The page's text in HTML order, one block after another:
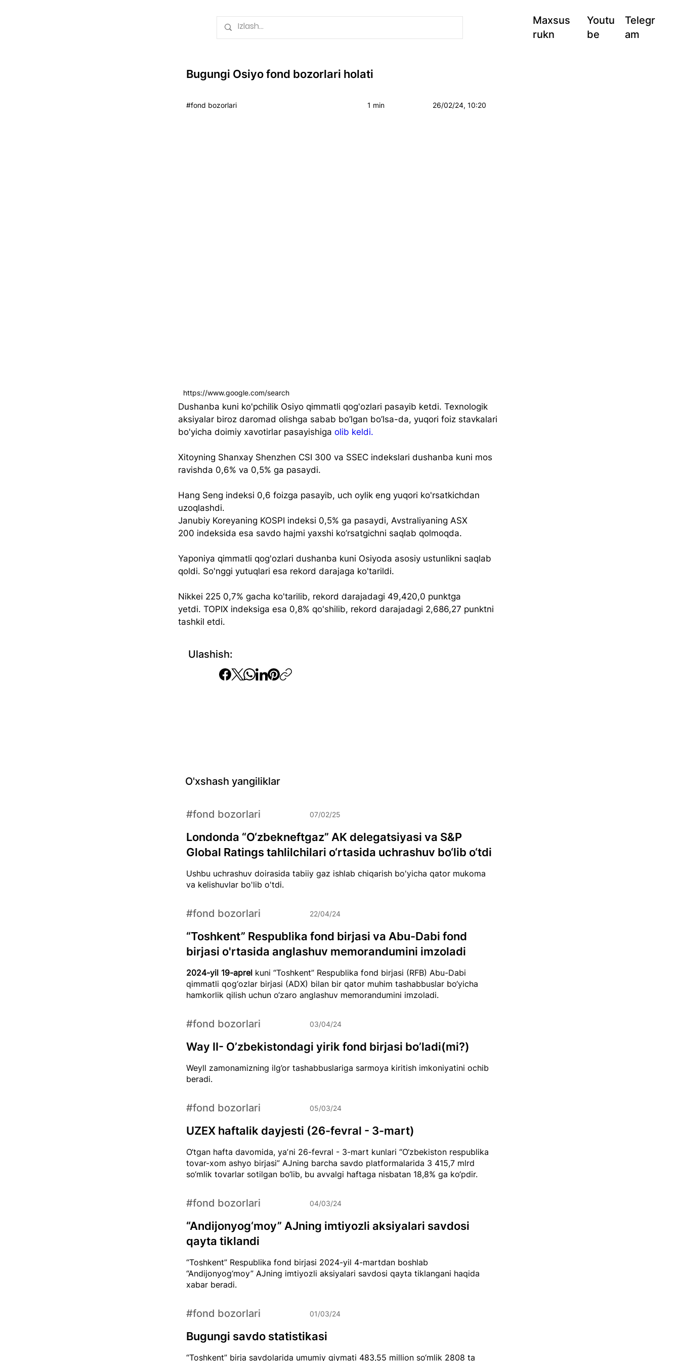
Maxsus
rukn
Telegr
am
Youtu
be
Bugungi Osiyo fond bozorlari holati
#fond bozorlari 1 min 26/02/24, 10:20
Ulashish:
Dushanba kuni ko'pchilik Osiyo qimmatli qog'ozlari pasayib ketdi. Texnologik
aksiyalar biroz daromad olishga sabab bo’lgan bo’lsa-da, yuqori foiz stavkalari
bo'yicha doimiy xavotirlar pasayishiga olib keldi.
Xitoyning Shanxay Shenzhen CSI 300 va SSEC indekslari dushanba kuni mos
ravishda 0,6% va 0,5% ga pasaydi.
Hang Seng indeksi 0,6 foizga pasayib, uch oylik eng yuqori ko'rsatkichdan
uzoqlashdi.
Janubiy Koreyaning KOSPI indeksi 0,5% ga pasaydi, Avstraliyaning ASX
200 indeksida esa savdo hajmi yaxshi ko’rsatgichni saqlab qolmoqda.
Yaponiya qimmatli qog'ozlari dushanba kuni Osiyoda asosiy ustunlikni saqlab
qoldi. So'nggi yutuqlari esa rekord darajaga ko'tarildi.
Nikkei 225 0,7% gacha ko'tarilib, rekord darajadagi 49,420,0 punktga
yetdi. TOPIX indeksiga esa 0,8% qo'shilib, rekord darajadagi 2,686,27 punktni
tashkil etdi.
https://www.google.com/search
O'xshash yangiliklar
Ushbu uchrashuv doirasida tabiiy gaz ishlab chiqarish bo'yicha qator mukoma
va kelishuvlar bo'lib o'tdi.
Londonda “O‘zbekneftgaz” AK delegatsiyasi va S&P
Global Ratings tahlilchilari o‘rtasida uchrashuv bo‘lib o‘tdi
#fond bozorlari 07/02/25
2024-yil 19-aprel kuni “Toshkent” Respublika fond birjasi (RFB) Abu-Dabi
qimmatli qog‘ozlar birjasi (ADX) bilan bir qator muhim tashabbuslar bo‘yicha
hamkorlik qilish uchun o‘zaro anglashuv memorandumini imzoladi.
“Toshkent” Respublika fond birjasi va Abu-Dabi fond
birjasi o'rtasida anglashuv memorandumini imzoladi
#fond bozorlari 22/04/24
Weyll zamonamizning ilg’or tashabbuslariga sarmoya kiritish imkoniyatini ochib
beradi.
Way II- O’zbekistondagi yirik fond birjasi bo’ladi(mi?)
#fond bozorlari 03/04/24
O‘tgan hafta davomida, yaʼni 26-fevral - 3-mart kunlari “O‘zbekiston respublika
tovar-xom ashyo birjasi” AJning barcha savdo platformalarida 3 415,7 mlrd
so‘mlik tovarlar sotilgan bo‘lib, bu avvalgi haftaga nisbatan 18,8% ga ko‘pdir.
UZEX haftalik dayjesti (26-fevral - 3-mart)
#fond bozorlari 05/03/24
“Toshkent” Respublika fond birjasi 2024-yil 4-martdan boshlab
“Andijonyog‘moy” AJning imtiyozli aksiyalari savdosi qayta tiklangani haqida
xabar beradi.
“Andijonyog‘moy” AJning imtiyozli aksiyalari savdosi
qayta tiklandi
#fond bozorlari 04/03/24
“Toshkent” birja savdolarida umumiy qiymati 483,55 million so‘mlik 2808 ta
Bugungi savdo statistikasi
#fond bozorlari 01/03/24